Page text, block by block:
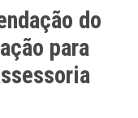
do
para